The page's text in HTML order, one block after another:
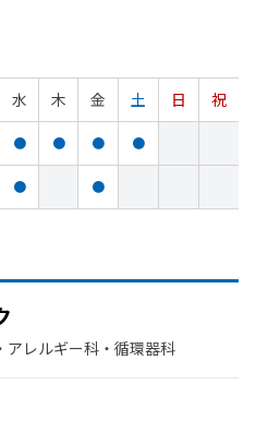
水 木 金 土 日
祝
● ● ● ●
● ●
アレルギー科・​循環器科